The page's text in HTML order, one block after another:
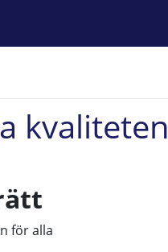
kvaliteten
för alla